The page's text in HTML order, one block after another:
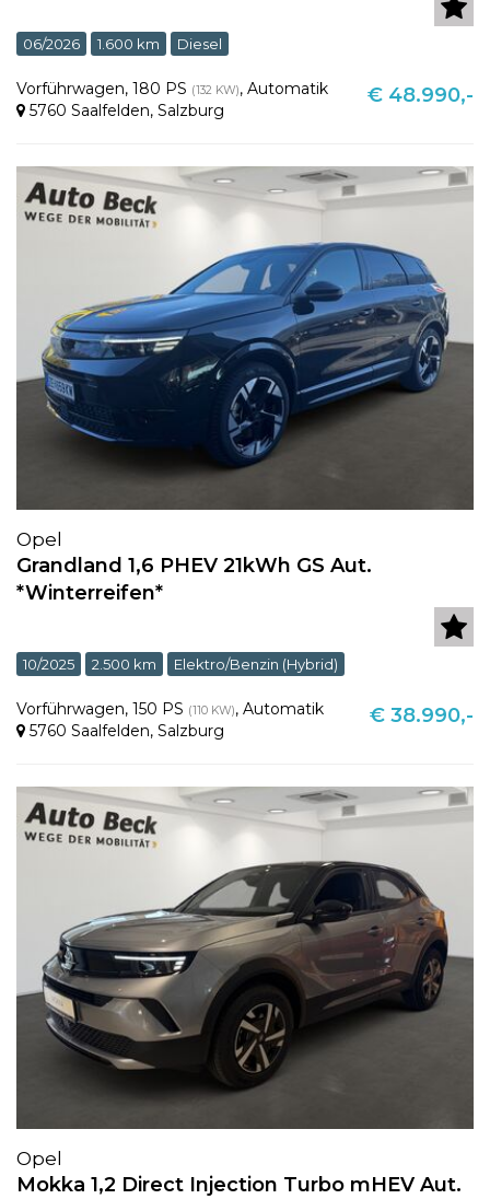
06/2026 1.600 km Diesel
Vorführwagen, 180 PS (132 KW), Automatik
5760 Saalfelden, Salzburg
€ 48.990,-
Opel
Grandland 1,6 PHEV 21kWh GS Aut.
*Winterreifen*
10/2025 2.500 km Elektro/Benzin (Hybrid)
Vorführwagen, 150 PS (110 KW), Automatik
5760 Saalfelden, Salzburg
€ 38.990,-
Opel
Mokka 1,2 Direct Injection Turbo mHEV Aut.